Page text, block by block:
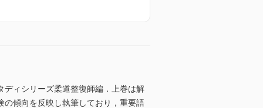
ィシリーズ柔道整復師編．上巻は解
傾向を反映し執筆しており，重要語